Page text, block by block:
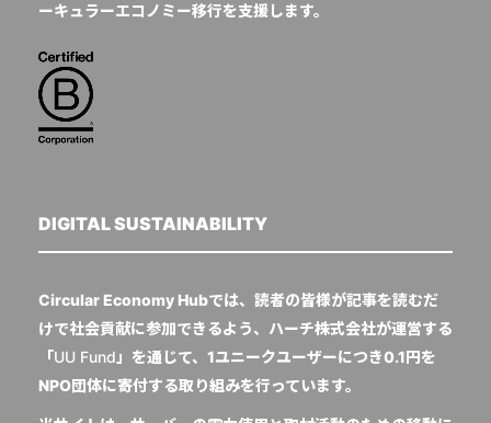
ーキュラーエコノミー移行を支援します。
DIGITAL SUSTAINABILITY
Circular Economy Hubでは、読者の皆様が記事を読むだ
けで社会貢献に参加できるよう、ハーチ株式会社が運営する
「UU Fund 」を通じて、1ユニークユーザーにつき0.1円を
NPO団体に寄付する取り組みを行っています。